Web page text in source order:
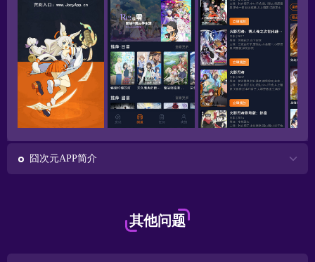
囧次元APP简介
其他问题